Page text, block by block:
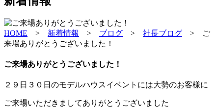
HOME > 新着情報 > ブログ > 社長ブログ >
ご
来場ありがとうございました！
ご来場ありがとうございました！
２９日３０日のモデルハウスイベントには大勢のお客様に
ご来場いただきましてありがとうございました